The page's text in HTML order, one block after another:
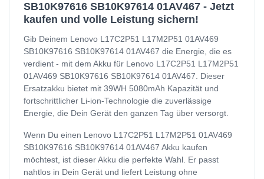
SB10K97616 SB10K97614 01AV467 - Jetzt
kaufen und volle Leistung sichern!
Gib Deinem Lenovo L17C2P51 L17M2P51 01AV469
SB10K97616 SB10K97614 01AV467 die Energie, die es
verdient - mit dem Akku für Lenovo L17C2P51 L17M2P51
01AV469 SB10K97616 SB10K97614 01AV467. Dieser
Ersatzakku bietet mit 39WH 5080mAh Kapazität und
fortschrittlicher Li-ion-Technologie die zuverlässige
Energie, die Dein Gerät den ganzen Tag über versorgt.
Wenn Du einen Lenovo L17C2P51 L17M2P51 01AV469
SB10K97616 SB10K97614 01AV467 Akku kaufen
möchtest, ist dieser Akku die perfekte Wahl. Er passt
nahtlos in Dein Gerät und liefert Leistung ohne